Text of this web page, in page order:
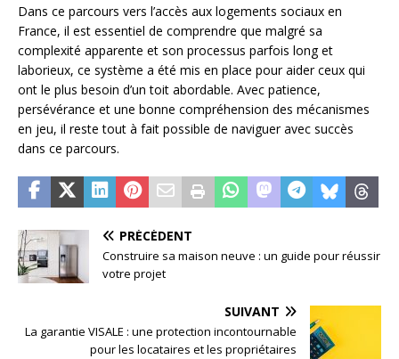
Dans ce parcours vers l’accès aux logements sociaux en
France, il est essentiel de comprendre que malgré sa
complexité apparente et son processus parfois long et
laborieux, ce système a été mis en place pour aider ceux qui
ont le plus besoin d’un toit abordable. Avec patience,
persévérance et une bonne compréhension des mécanismes
en jeu, il reste tout à fait possible de naviguer avec succès
dans ce parcours.
PRÉCÉDENT
Construire sa maison neuve : un guide pour réussir
votre projet
SUIVANT
La garantie VISALE : une protection incontournable
pour les locataires et les propriétaires